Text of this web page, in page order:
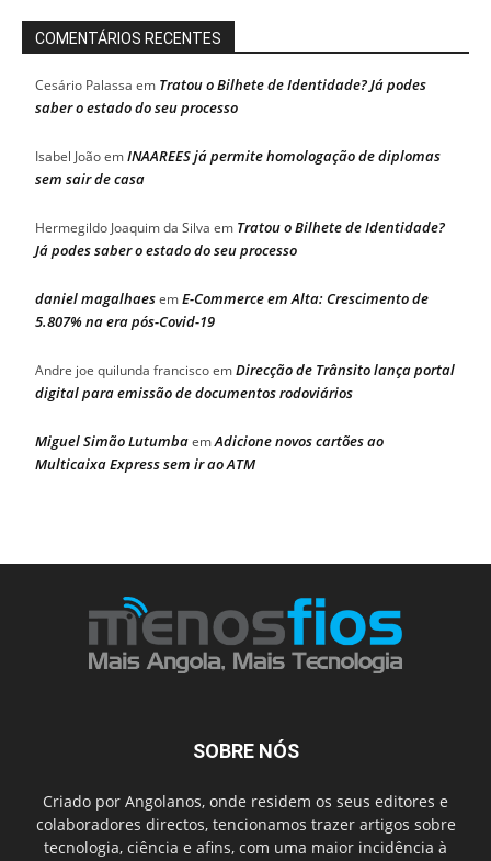
COMENTÁRIOS RECENTES
Cesário Palassa em Tratou o Bilhete de Identidade? Já podes
saber o estado do seu processo
Isabel JoãoemINAAREES já permite homologação de diplomas
sem sair de casa
Hermegildo Joaquim da Silva em Tratou o Bilhete de Identidade?
Já podes saber o estado do seu processo
daniel magalhaesemE-Commerce em Alta: Crescimento de
5.807% na era pós-Covid-19
Andre joe quilunda franciscoemDirecção de Trânsito lança portal
digital para emissão de documentos rodoviários
Miguel Simão LutumbaemAdicione novos cartões ao
Multicaixa Express sem ir ao ATM
SOBRE NÓS
Criado por Angolanos, onde residem os seus editores e
colaboradores directos, tencionamos trazer artigos sobre
tecnologia, ciência e afins, com uma maior incidência à